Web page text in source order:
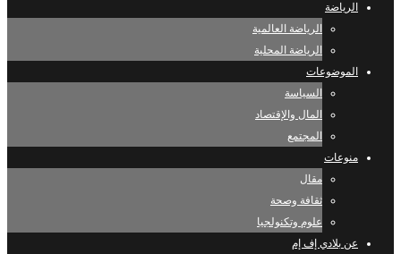
الرياضة
الرياضة العالمية
الرياضة المحلية
الموضوعات
السياسة
المال والإقتصاد
المجتمع
منوعات
مقال
ثقافة وصحة
علوم وتكنولجيا
عن بلادي إف إم